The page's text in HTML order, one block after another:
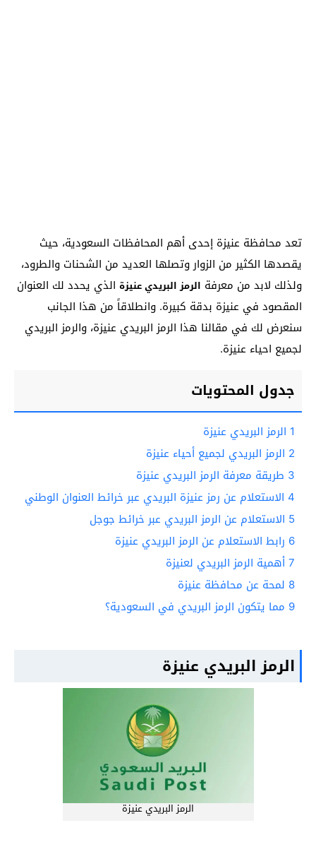
تعد محافظة عنيزة إحدى أهم المحافظات السعودية، حيث
يقصدها الكثير من الزوار وتصلها العديد من الشحنات والطرود،
ولذلك لابد من معرفة الرمز البريدي عنيزة الذي يحدد لك العنوان
المقصود في عنيزة بدقة كبيرة. وانطلاقاً من هذا الجانب
سنعرض لك في مقالنا هذا الرمز البريدي عنيزة، والرمز البريدي
لجميع احياء عنيزة.
جدول المحتويات
1 الرمز البريدي عنيزة
2 الرمز البريدي لجميع أحياء عنيزة
3 طريقة معرفة الرمز البريدي عنيزة
4 الاستعلام عن رمز عنيزة البريدي عبر خرائط العنوان الوطني
5 الاستعلام عن الرمز البريدي عبر خرائط جوجل
6 رابط الاستعلام عن الرمز البريدي عنيزة
7أهمية الرمز البريدي لعنيزة
8 لمحة عن محافظة عنيزة
9 مما يتكون الرمز البريدي في السعودية؟
الرمز البريدي عنيزة
الرمز البريدي عنيزة